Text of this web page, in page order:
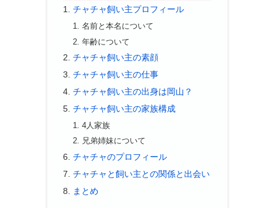
チャチャ飼い主プロフィール
名前と本名について
年齢について
チャチャ飼い主の素顔
チャチャ飼い主の仕事
チャチャ飼い主の出身は岡山？
チャチャ飼い主の家族構成
4人家族
兄弟姉妹について
チャチャのプロフィール
チャチャと飼い主との関係と出会い
まとめ